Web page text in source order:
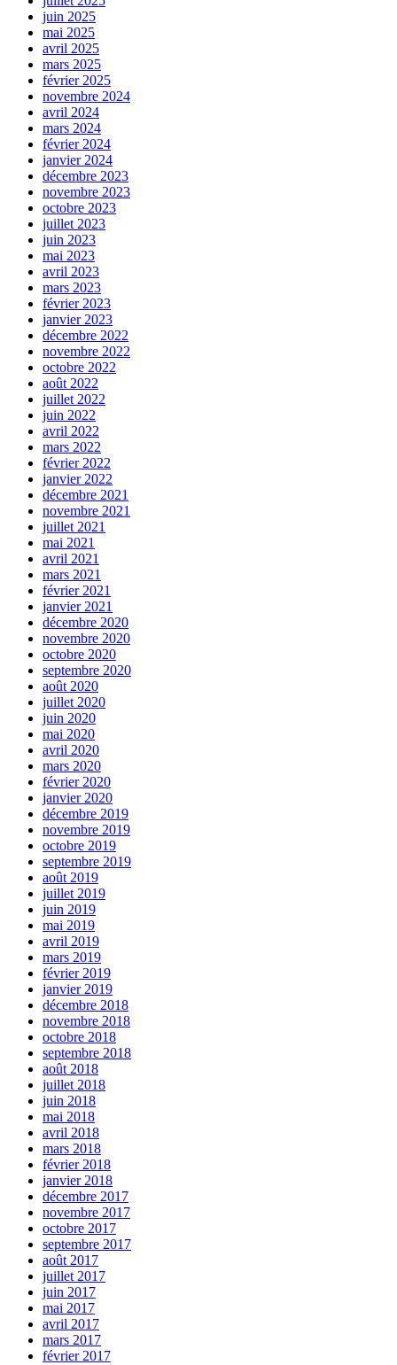
juin 2025
mai 2025
avril 2025
mars 2025
février 2025
novembre 2024
avril 2024
mars 2024
février 2024
janvier 2024
décembre 2023
novembre 2023
octobre 2023
juillet 2023
juin 2023
mai 2023
avril 2023
mars 2023
février 2023
janvier 2023
décembre 2022
novembre 2022
octobre 2022
août 2022
juillet 2022
juin 2022
avril 2022
mars 2022
février 2022
janvier 2022
décembre 2021
novembre 2021
juillet 2021
mai 2021
avril 2021
mars 2021
février 2021
janvier 2021
décembre 2020
novembre 2020
octobre 2020
septembre 2020
août 2020
juillet 2020
juin 2020
mai 2020
avril 2020
mars 2020
février 2020
janvier 2020
décembre 2019
novembre 2019
octobre 2019
septembre 2019
août 2019
juillet 2019
juin 2019
mai 2019
avril 2019
mars 2019
février 2019
janvier 2019
décembre 2018
novembre 2018
octobre 2018
septembre 2018
août 2018
juillet 2018
juin 2018
mai 2018
avril 2018
mars 2018
février 2018
janvier 2018
décembre 2017
novembre 2017
octobre 2017
septembre 2017
août 2017
juillet 2017
juin 2017
mai 2017
avril 2017
mars 2017
février 2017